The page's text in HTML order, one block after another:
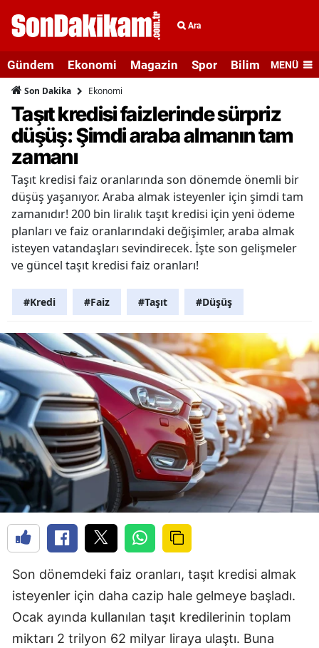
Ara
Gündem Ekonomi Magazin Spor Bilim veMENÜ
Son Dakika Ekonomi
Taşıt kredisi faizlerinde sürpriz
düşüş: Şimdi araba almanın tam
zamanı
Taşıt kredisi faiz oranlarında son dönemde önemli bir
düşüş yaşanıyor. Araba almak isteyenler için şimdi tam
zamanıdır! 200 bin liralık taşıt kredisi için yeni ödeme
planları ve faiz oranlarındaki değişimler, araba almak
isteyen vatandaşları sevindirecek. İşte son gelişmeler
ve güncel taşıt kredisi faiz oranları!
#Kredi #Faiz #Taşıt #Düşüş
Son dönemdeki faiz oranları, taşıt kredisi almak
isteyenler için daha cazip hale gelmeye başladı.
Ocak ayında kullanılan taşıt kredilerinin toplam
miktarı 2 trilyon 62 milyar liraya ulaştı. Buna